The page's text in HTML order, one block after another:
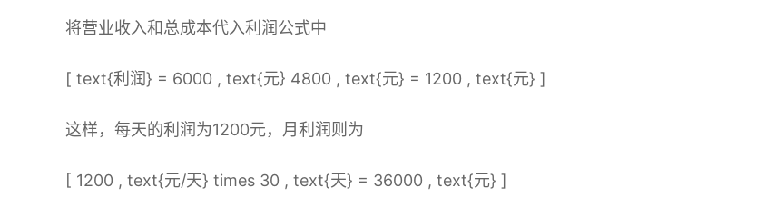
将营业收入和总成本代入利润公式中
[ text{利润} = 6000 , text{元} 4800 , text{元} = 1200 , text{元} ]
这样，每天的利润为1200元，月利润则为
[ 1200 , text{元/天} times 30 , text{天} = 36000 , text{元} ]